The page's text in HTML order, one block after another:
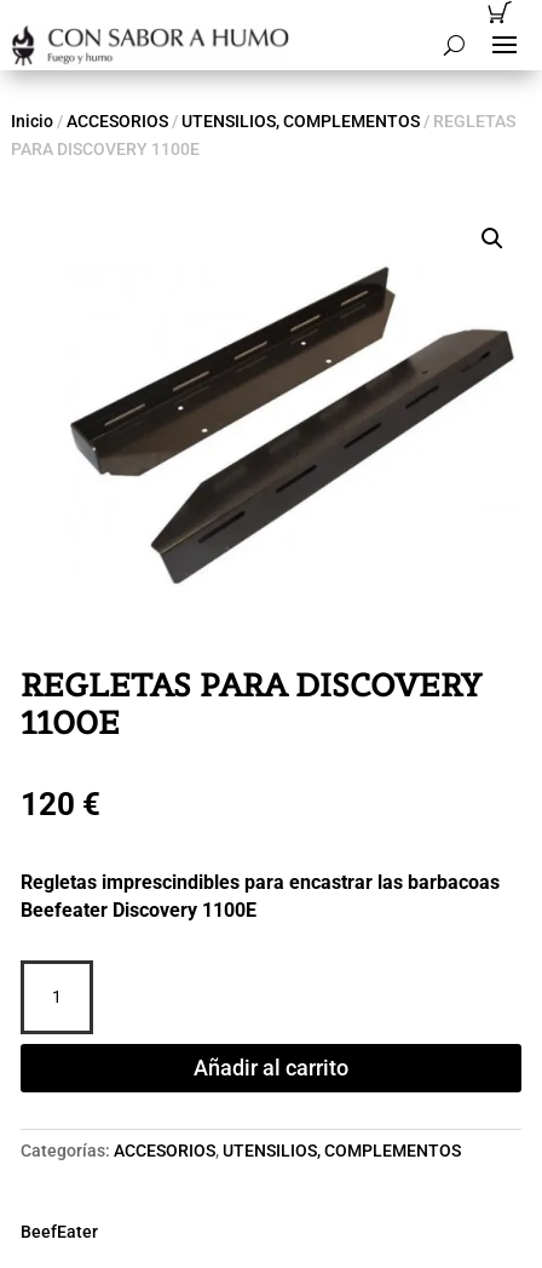
Inicio/ACCESORIOS/UTENSILIOS, COMPLEMENTOS/ REGLETAS
PARA DISCOVERY 1100E
REGLETAS PARA DISCOVERY
1100E
120 €
Regletas imprescindibles para encastrar las barbacoas
Beefeater Discovery 1100E
PARA
DISCOVERY
Añadir al carrito
Categorías: ACCESORIOS,UTENSILIOS, COMPLEMENTOS
BeefEater